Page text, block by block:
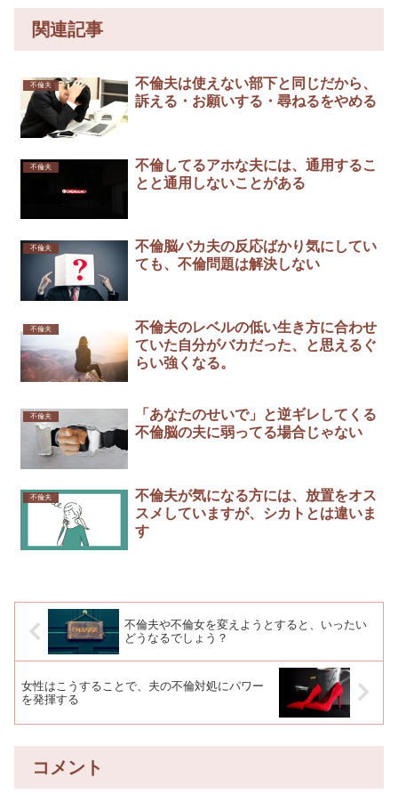
関連記事
不倫夫
不倫夫は使えない部下と同じだから、
訴える・お願いする・尋ねるをやめる
不倫夫
不倫してるアホな夫には、通用するこ
とと通用しないことがある
不倫夫
不倫脳バカ夫の反応ばかり気にしてい
ても、不倫問題は解決しない
不倫夫
不倫夫のレベルの低い生き方に合わせ
ていた自分がバカだった、と思えるぐ
らい強くなる。
不倫夫
「あなたのせいで」と逆ギレしてくる
不倫脳の夫に弱ってる場合じゃない
不倫夫
不倫夫が気になる方には、放置をオス
スメしていますが、シカトとは違いま
す
不倫夫や不倫女を変えようとすると、いったい
どうなるでしょう？￼
女性はこうすることで、夫の不倫対処にパワー
を発揮する
コメント